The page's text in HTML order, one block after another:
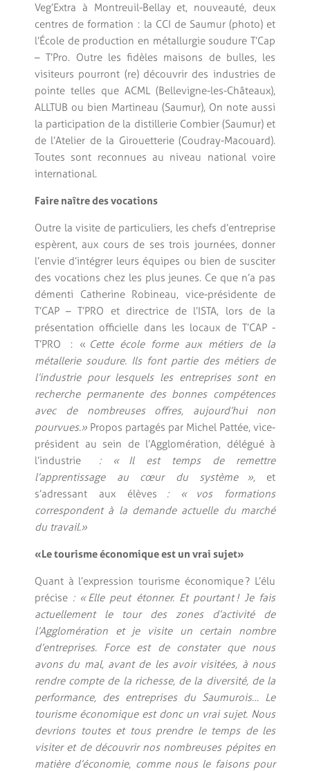
Veg’Extra à Montreuil-Bellay et, nouveauté, deux
centres de formation : la CCI de Saumur (photo) et
l’École de production en métallurgie soudure T’Cap
– T’Pro. Outre les fidèles maisons de bulles, les
visiteurs pourront (re) découvrir des industries de
pointe telles que ACML (Bellevigne-les-Châteaux),
ALLTUB ou bien Martineau (Saumur), On note aussi
la participation de la distillerie Combier (Saumur) et
de l’Atelier de la Girouetterie (Coudray-Macouard).
Toutes sont reconnues au niveau national voire
international.
Faire naître des vocations
Outre la visite de particuliers, les chefs d’entreprise
espèrent, aux cours de ses trois journées, donner
l’envie d’intégrer leurs équipes ou bien de susciter
des vocations chez les plus jeunes. Ce que n’a pas
démenti Catherine Robineau, vice-présidente de
T’CAP – T’PRO et directrice de l’ISTA, lors de la
présentation officielle dans les locaux de T’CAP -
T’PRO : « Cette école forme aux métiers de la
métallerie soudure. Ils font partie des métiers de
l’industrie pour lesquels les entreprises sont en
recherche permanente des bonnes compétences
avec de nombreuses offres, aujourd’hui non
pourvues. » Propos partagés par Michel Pattée, vice-
président au sein de l’Agglomération, délégué à
l’industrie : « Il est temps de remettre
l’apprentissage au cœur du système »,et
s’adressant aux élèves : « vos formations
correspondent à la demande actuelle du marché
du travail. »
« Le tourisme économique est un vrai sujet »
Quant à l’expression tourisme économique ? L’élu
précise : « Elle peut étonner. Et pourtant ! Je fais
actuellement le tour des zones d’activité de
l’Agglomération et je visite un certain nombre
d’entreprises. Force est de constater que nous
avons du mal, avant de les avoir visitées, à nous
rendre compte de la richesse, de la diversité, de la
performance, des entreprises du Saumurois… Le
tourisme économique est donc un vrai sujet. Nous
devrions toutes et tous prendre le temps de les
visiter et de découvrir nos nombreuses pépites en
matière d’économie, comme nous le faisons pour